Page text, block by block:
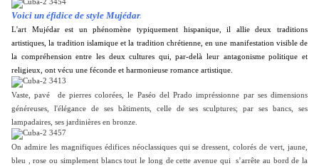
Voici un éfidice de style Mujédar.
L'art
Mujédar est un phénomène typiquement hispanique, il allie deux traditions
artistiques, la tradition islamique et la tradition chrétienne, en une manifestation visible de
la compréhension entre les deux cultures qui, par-delà leur antagonisme politique et
religieux, ont vécu une féconde et harmonieuse romance artistique.
Vaste, pavé de pierres colorées, le Paséo del Prado impréssionne par ses dimensions
généreuses, l'élégance de ses bâtiments, celle de ses sculptures; par ses bancs, ses
lampadaires, ses jardinières en bronze.
On admire les magnifiques édifices néoclassiques qui se dressent, colorés de vert, jaune,
bleu , rose ou simplement blancs tout le long de cette avenue qui s’arrête au bord de la